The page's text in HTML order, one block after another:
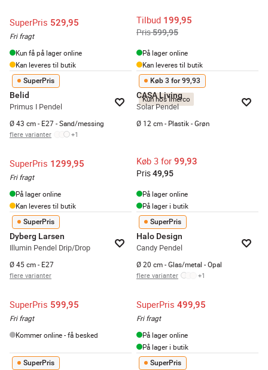
SuperPris 529,95
Fri fragt
Kun få på lager online
Kan leveres til butik
Tilbud 199,95
Pris599,95
På lager online
Kan leveres til butik
SuperPris
Belid
Primus I Pendel
Ø 43 cm - E27 - Sand/messing
flere varianter +1
SuperPris 1299,95
Fri fragt
På lager online
Kan leveres til butik
Kun hos Imerco
Køb 3 for 99,93
CASA Living
Solar Pendel
Ø 12 cm - Plastik - Grøn
Køb 3 for 99,93
Pris49,95
På lager online
På lager i butik
SuperPris
Dyberg Larsen
Illumin Pendel Drip/Drop
Ø 45 cm - E27
flere varianter
SuperPris 599,95
Fri fragt
Kommer online - få besked
SuperPris
Halo Design
Candy Pendel
Ø 20 cm - Glas/metal - Opal
flere varianter +1
SuperPris 499,95
Fri fragt
På lager online
På lager i butik
SuperPris SuperPris